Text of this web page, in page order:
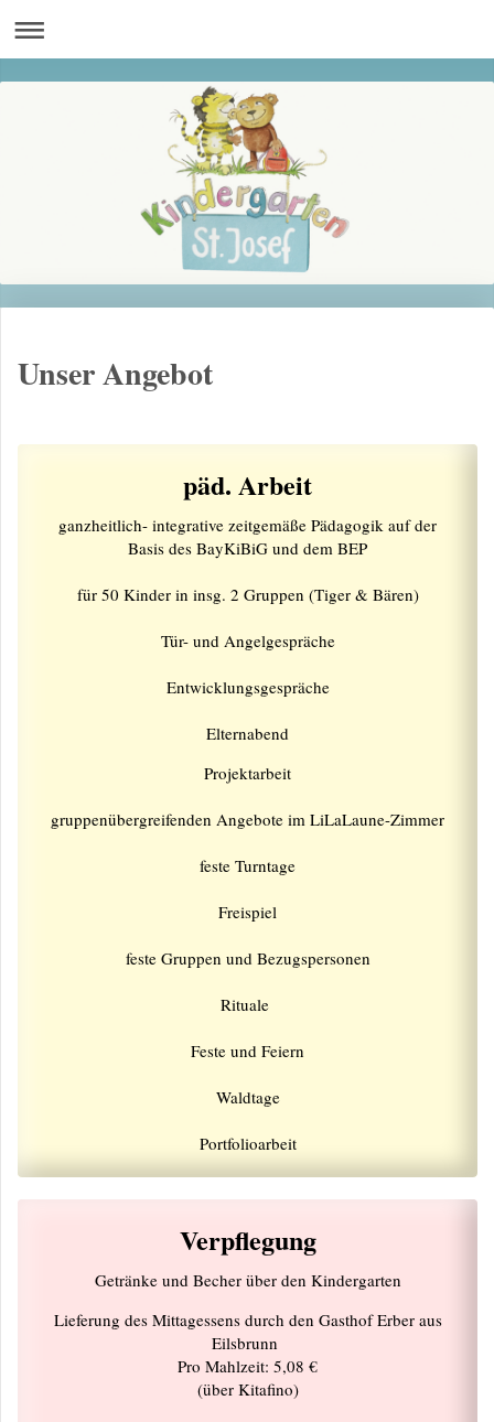
Unser Angebot
päd. Arbeit
ganzheitlich- integrative zeitgemäße Pädagogik auf der
Basis des BayKiBiG und dem BEP
für 50 Kinder in insg. 2 Gruppen (Tiger & Bären)
Tür- und Angelgespräche
Entwicklungsgespräche
Elternabend
Projektarbeit
gruppenübergreifenden Angebote im LiLaLaune-Zimmer
feste Turntage
Freispiel
feste Gruppen und Bezugspersonen
Rituale
Feste und Feiern
Waldtage
Portfolioarbeit
Verpflegung
Getränke und Becher über den Kindergarten
Lieferung des Mittagessens durch den Gasthof Erber aus
Eilsbrunn
Pro Mahlzeit: 5,08 €
(über Kitafino)